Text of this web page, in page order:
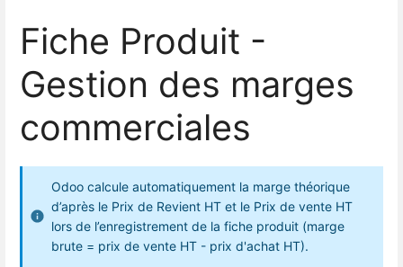
Fiche Produit -
Gestion des marges
commerciales
Odoo calcule automatiquement la marge théorique
d’après le Prix de Revient HT et le Prix de vente HT
lors de l’enregistrement de la fiche produit (marge
brute = prix de vente HT - prix d'achat HT).